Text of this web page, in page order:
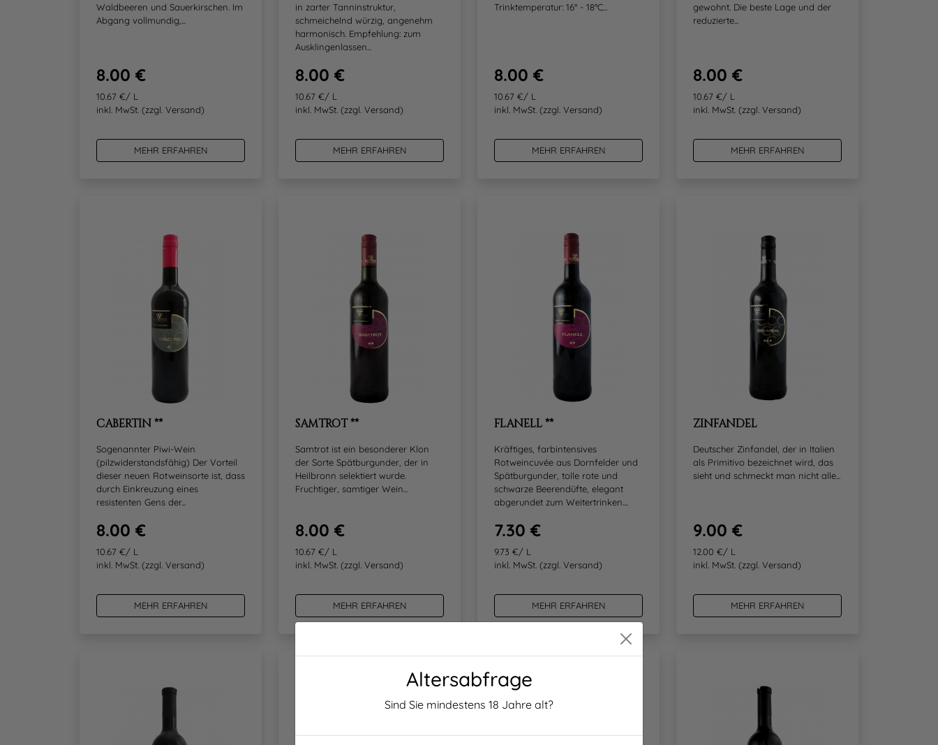
Altersabfrage
Sind Sie mindestens 18 Jahre alt?
Waldbeeren und Sauerkirschen. Im
Abgang vollmundig,...
8.00 €
10.67 €/ L
inkl. MwSt. (zzgl. Versand)
MEHR ERFAHREN
in zarter Tanninstruktur,
schmeichelnd würzig, angenehm
harmonisch. Empfehlung: zum
Ausklingenlassen...
8.00 €
10.67 €/ L
inkl. MwSt. (zzgl. Versand)
MEHR ERFAHREN
Trinktemperatur: 16° - 18°C...
8.00 €
10.67 €/ L
inkl. MwSt. (zzgl. Versand)
MEHR ERFAHREN
gewohnt. Die beste Lage und der
reduzierte...
8.00 €
10.67 €/ L
inkl. MwSt. (zzgl. Versand)
MEHR ERFAHREN
CABERTIN **
Sogenannter Piwi-Wein
(pilzwiderstandsfähig) Der Vorteil
dieser neuen Rotweinsorte ist, dass
durch Einkreuzung eines
resistenten Gens der...
8.00 €
10.67 €/ L
inkl. MwSt. (zzgl. Versand)
MEHR ERFAHREN
SAMTROT **
Samtrot ist ein besonderer Klon
der Sorte Spätburgunder, der in
Heilbronn selektiert wurde.
Fruchtiger, samtiger Wein...
8.00 €
10.67 €/ L
inkl. MwSt. (zzgl. Versand)
MEHR ERFAHREN
FLANELL **
Kräftiges, farbintensives
Rotweincuvée aus Dornfelder und
Spätburgunder, tolle rote und
schwarze Beerendüfte, elegant
abgerundet zum Weitertrinken....
7.30 €
9.73 €/ L
inkl. MwSt. (zzgl. Versand)
MEHR ERFAHREN
ZINFANDEL
Deutscher Zinfandel, der in Italien
als Primitivo bezeichnet wird, das
sieht und schmeckt man nicht alle...
9.00 €
12.00 €/ L
inkl. MwSt. (zzgl. Versand)
MEHR ERFAHREN